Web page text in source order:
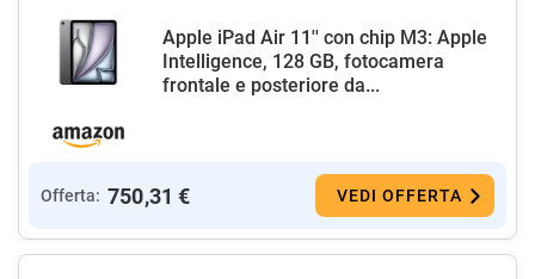
Apple iPad Air 11'' con chip M3: Apple
Intelligence, 128 GB, fotocamera
frontale e posteriore da...
Offerta: 750,31 € VEDI OFFERTA